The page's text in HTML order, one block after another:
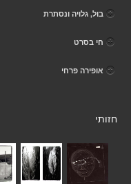
בול, גלויה ונסתרת
חי בסרט
אופירה פרחי
חזותי